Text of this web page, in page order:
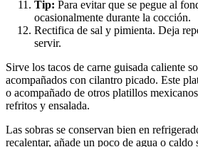
Tip: Para evitar que se pegue al
ocasionalmente durante la cocción.
Rectifica de sal y pimienta. Deja
servir.
Sirve los tacos de carne guisada caliente
acompañados con cilantro picado. Este
o acompañado de otros platillos
refritos y ensalada.
Las sobras se conservan bien en
recalentar, añade un poco de agua o caldo